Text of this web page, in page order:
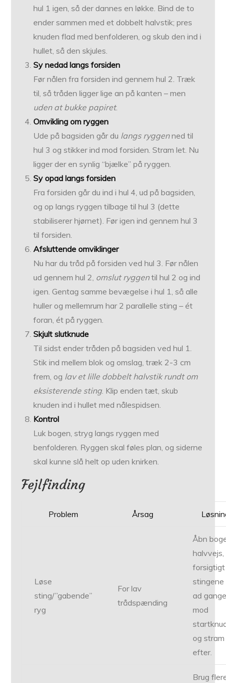
hul 1 igen, så der dannes en løkke. Bind de to
ender sammen med et dobbelt halvstik; pres
knuden flad med benfolderen, og skub den ind i
hullet, så den skjules.
Sy nedad langs forsiden
Før nålen fra forsiden ind gennem hul 2. Træk
til, så tråden ligger lige an på kanten – men
uden at bukke papiret.
Omvikling om ryggen
Ude på bagsiden går du langs ryggenned til
hul 3 og stikker ind mod forsiden. Stram let. Nu
ligger der en synlig “bjælke” på ryggen.
Sy opad langs forsiden
Fra forsiden går du ind i hul 4, ud på bagsiden,
og op langs ryggen tilbage til hul 3 (dette
stabiliserer hjørnet). Før igen ind gennem hul 3
til forsiden.
Afsluttende omviklinger
Nu har du tråd på forsiden ved hul 3. Før nålen
ud gennem hul 2, omslut ryggentil hul 2 og ind
igen. Gentag samme bevægelse i hul 1, så alle
huller og mellemrum har 2 parallelle sting – ét
foran, ét på ryggen.
Skjult slutknude
Til sidst ender tråden på bagsiden ved hul 1.
Stik ind mellem blok og omslag, træk 2-3 cm
frem, og lav et lille dobbelt halvstik rundt om
eksisterende sting. Klip enden tæt, skub
knuden ind i hullet med nålespidsen.
Kontrol
Luk bogen, stryg langs ryggen med
benfolderen. Ryggen skal føles plan, og siderne
skal kunne slå helt op uden knirken.
Fejlfinding
Problem Årsag
Løse
sting/”gabende”
ryg
For lav
trådspænding
Åbn
stingene
ad
mod
og stram
efter.
Brug